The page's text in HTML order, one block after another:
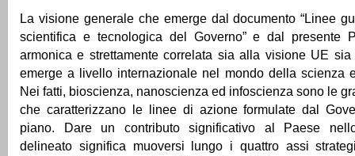
La visione generale che emerge dal documento “Linee
scientifica e tecnologica del Governo” e dal presente
armonica e strettamente correlata sia alla visione UE
emerge a livello internazionale nel mondo della scienza
Nei fatti, bioscienza, nanoscienza ed infoscienza sono le
che caratterizzano le linee di azione formulate dal
piano. Dare un contributo significativo al Paese
delineato significa muoversi lungo i quattro assi